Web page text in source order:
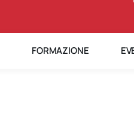
FORMAZIONE